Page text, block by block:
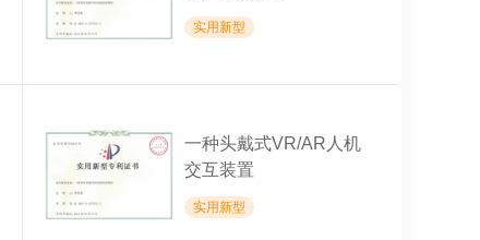
实用新型
一种头戴式VR/AR人机
交互装置
实用新型